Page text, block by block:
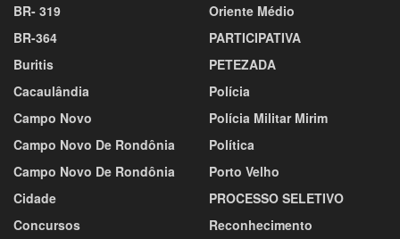
BR- 319
BR-364
Buritis
Cacaulândia
Campo Novo
Campo Novo De Rondônia
Campo Novo De Rondônia
Cidade
Concursos
Oriente Médio
PARTICIPATIVA
PETEZADA
Polícia
Polícia Militar Mirim
Política
Porto Velho
PROCESSO SELETIVO
Reconhecimento